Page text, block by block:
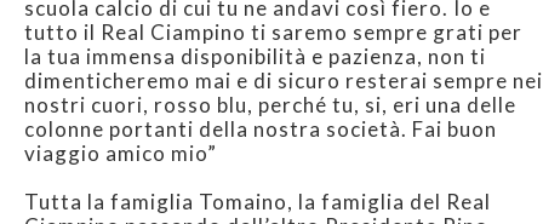
scuola calcio di cui tu ne andavi così fiero. Io e
tutto il Real Ciampino ti saremo sempre grati per
la tua immensa disponibilità e pazienza, non ti
dimenticheremo mai e di sicuro resterai sempre nei
nostri cuori, rosso blu, perché tu, si, eri una delle
colonne portanti della nostra società. Fai buon
viaggio amico mio”
Tutta la famiglia Tomaino, la famiglia del Real